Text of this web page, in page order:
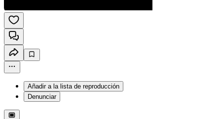
Añadir a la lista de reproducción
Denunciar